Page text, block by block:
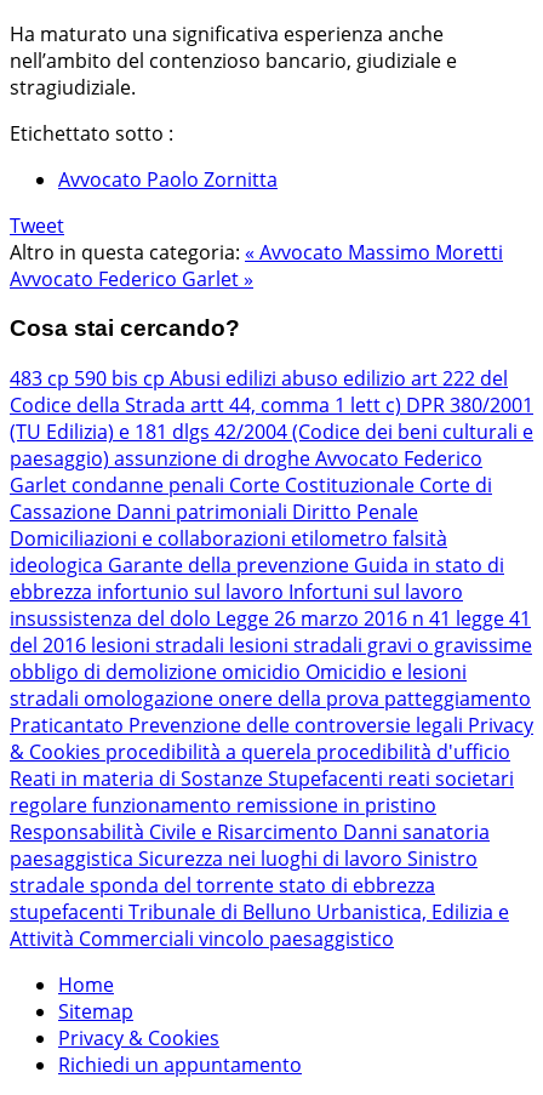
Ha maturato una significativa esperienza anche
nell’ambito del contenzioso bancario, giudiziale e
stragiudiziale.
Etichettato sotto :
Avvocato Paolo Zornitta
Tweet
Altro in questa categoria: « Avvocato Massimo Moretti
Avvocato Federico Garlet »
Cosa stai cercando?
483 cp 590 bis cp Abusi edilizi abuso edilizio art 222 del
Codice della Strada artt 44, comma 1 lett c) DPR 380/2001
(TU Edilizia) e 181 dlgs 42/2004 (Codice dei beni culturali e
paesaggio) assunzione di drogheAvvocato Federico
Garlet condanne penali Corte Costituzionale Corte di
Cassazione Danni patrimoniali Diritto Penale
Domiciliazioni e collaborazioni etilometro falsità
ideologica Garante della prevenzione Guida in stato di
ebbrezza infortunio sul lavoro Infortuni sul lavoro
insussistenza del dolo Legge 26 marzo 2016 n 41 legge 41
del 2016 lesioni stradali lesioni stradali gravi o gravissime
obbligo di demolizione omicidio Omicidio e lesioni
stradali omologazione onere della prova patteggiamento
Praticantato Prevenzione delle controversie legali Privacy
& Cookies procedibilità a querela procedibilità d'ufficio
Reati in materia di Sostanze Stupefacenti reati societari
regolare funzionamento remissione in pristino
Responsabilità Civile e Risarcimento Danni sanatoria
paesaggistica Sicurezza nei luoghi di lavoro Sinistro
stradalesponda del torrentestato di ebbrezza
stupefacenti Tribunale di Belluno Urbanistica, Edilizia e
Attività Commerciali vincolo paesaggistico
Home
Sitemap
Privacy & Cookies
Richiedi un appuntamento